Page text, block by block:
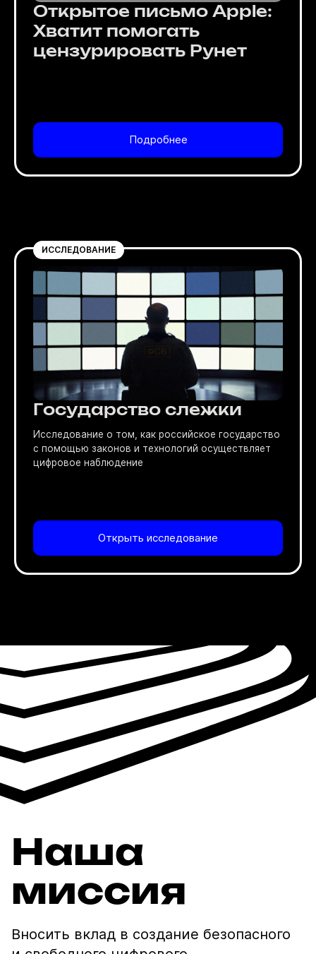
Открытое письмо Apple:
Хватит помогать
цензурировать Рунет
Подробнее
ИССЛЕДОВАНИЕ
Государство слежки
Исследование о том, как российское государство
с помощью законов и технологий осуществляет
цифровое наблюдение
Открыть исследование
Наша
миссия
Вносить вклад в создание безопасного